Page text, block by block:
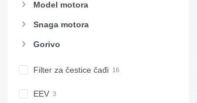
Model motora
Snaga motora
Gorivo
Filter za čestice čađi
EEV